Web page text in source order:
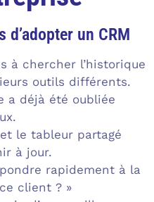
d’adopter un CRM
à chercher l’historique
outils différents.
a déjà été oubliée
le tableur partagé
à jour.
rapidement à la
client ? »